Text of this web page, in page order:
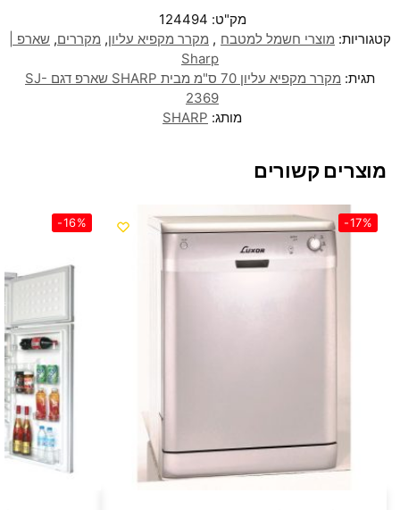
מק"ט: 124494
קטגוריות: מוצרי חשמל למטבח , מקרר מקפיא עליון, מקררים, שארפ |
Sharp
תגית:
מקרר מקפיא עליון 70 ס"מ מבית SHARP שארפ דגם SJ-
2369
מותג: SHARP
מוצרים קשורים
-17%
-16%